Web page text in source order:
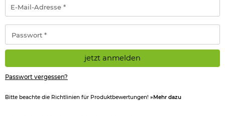
Mail-
Adresse
*
jetzt anmelden
Passwort vergessen?
Bitte beachte die Richtlinien für Produktbewertungen! »Mehr dazu